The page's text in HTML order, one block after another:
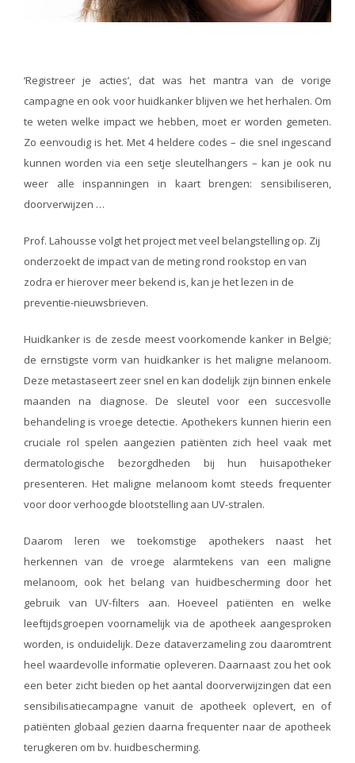
‘Registreer je acties’, dat was het mantra van de vorige
campagne en ook voor huidkanker blijven we het herhalen. Om
te weten welke impact we hebben, moet er worden gemeten.
Zo eenvoudig is het. Met 4 heldere codes – die snel ingescand
kunnen worden via een setje sleutelhangers – kan je ook nu
weer alle inspanningen in kaart brengen: sensibiliseren,
doorverwijzen …
Prof. Lahousse volgt het project met veel belangstelling op. Zij
onderzoekt de impact van de meting rond rookstop en van
zodra er hierover meer bekend is, kan je het lezen in de
preventie-nieuwsbrieven.
Huidkanker is de zesde meest voorkomende kanker in België;
de ernstigste vorm van huidkanker is het maligne melanoom.
Deze metastaseert zeer snel en kan dodelijk zijn binnen enkele
maanden na diagnose. De sleutel voor een succesvolle
behandeling is vroege detectie. Apothekers kunnen hierin een
cruciale rol spelen aangezien patiënten zich heel vaak met
dermatologische bezorgdheden bij hun huisapotheker
presenteren. Het maligne melanoom komt steeds frequenter
voor door verhoogde blootstelling aan UV-stralen.
Daarom leren we toekomstige apothekers naast het
herkennen van de vroege alarmtekens van een maligne
melanoom, ook het belang van huidbescherming door het
gebruik van UV-filters aan. Hoeveel patiënten en welke
leeftijdsgroepen voornamelijk via de apotheek aangesproken
worden, is onduidelijk. Deze dataverzameling zou daaromtrent
heel waardevolle informatie opleveren. Daarnaast zou het ook
een beter zicht bieden op het aantal doorverwijzingen dat een
sensibilisatiecampagne vanuit de apotheek oplevert, en of
patiënten globaal gezien daarna frequenter naar de apotheek
terugkeren om bv. huidbescherming.